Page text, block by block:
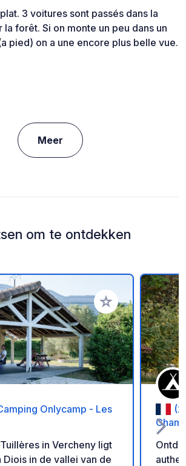
3 voitures sont passés dans la
la forêt. Si on monte un peu dans un
pied) on a une encore plus belle vue.
Meer
om te ontdekken
Voeg toe aan je
Onlycamp - Les
in Vercheny ligt
Diois in de vallei van de